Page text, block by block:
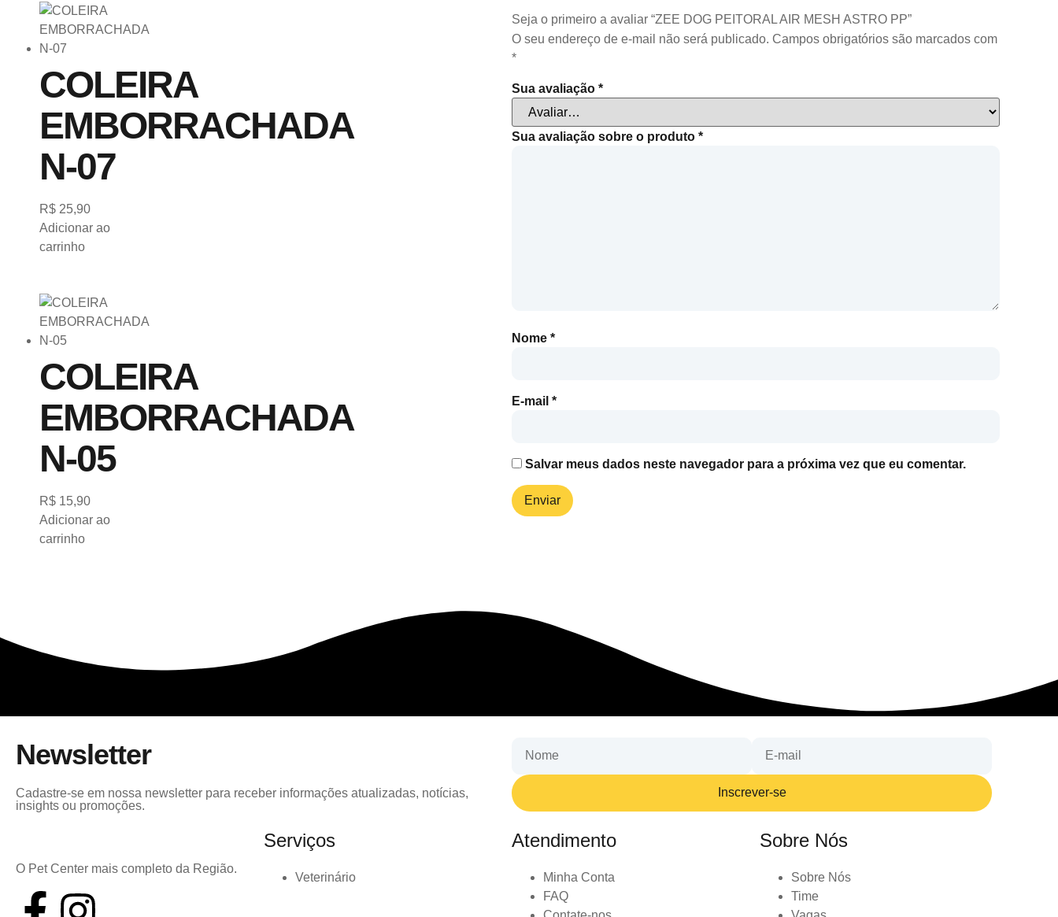
COLEIRA
EMBORRACHADA
N-07
R$ 25,90
Adicionar ao
carrinho
COLEIRA
EMBORRACHADA
N-05
R$ 15,90
Adicionar ao
carrinho
Seja o primeiro a avaliar “ZEE DOG PEITORAL AIR MESH ASTRO PP”
O seu endereço de e-mail não será publicado. Campos obrigatórios são marcados com
*
Sua avaliação *
Sua avaliação sobre o produto *
Nome *
E-mail *
Salvar meus dados neste navegador para a próxima vez que eu comentar.
Newsletter
Cadastre-se em nossa newsletter para receber informações atualizadas, notícias,
insights ou promoções.
Inscrever-se
O Pet Center mais completo da Região.
Serviços
Veterinário
Atendimento
Minha Conta
FAQ
Sobre Nós
Sobre Nós
Time